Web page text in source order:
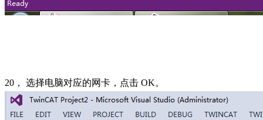
20 ， 选择电脑对应的网卡，点击 OK。